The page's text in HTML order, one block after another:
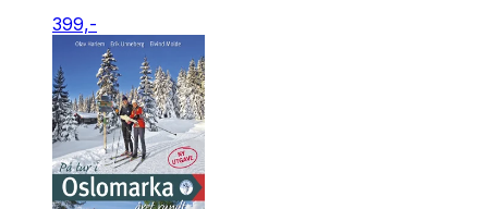
399,-